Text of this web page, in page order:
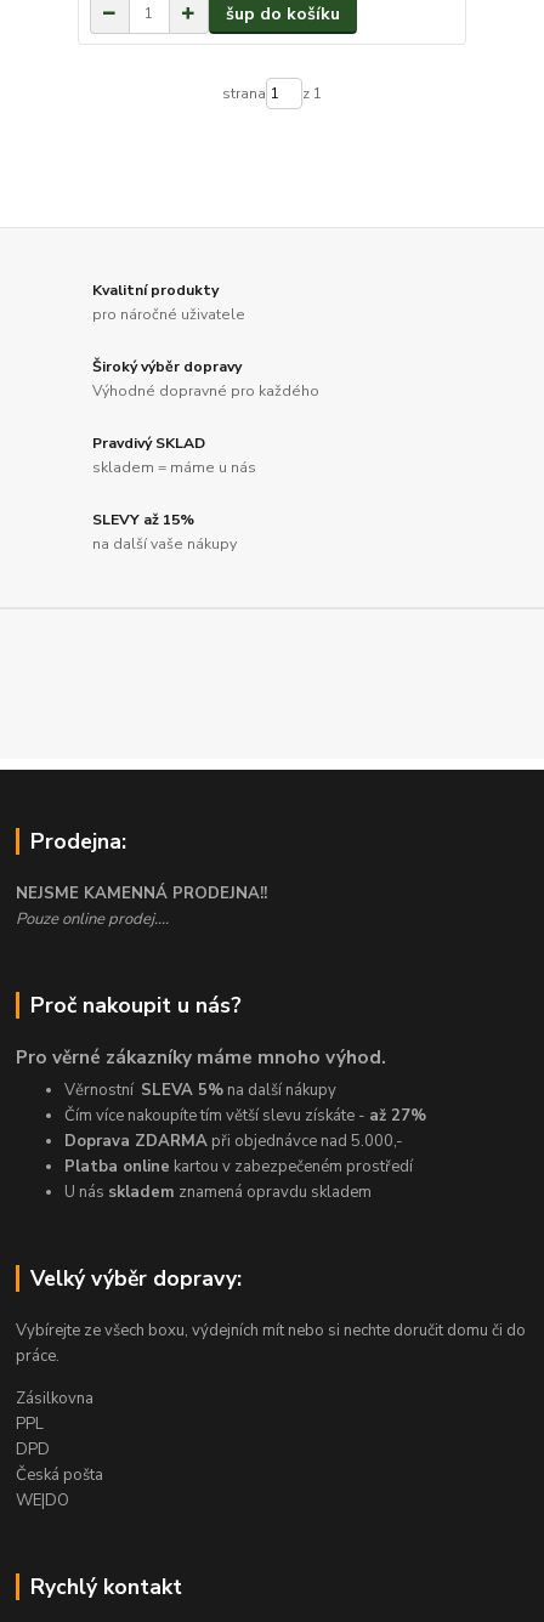
šup do košíku
strana z 1
Kvalitní produkty
pro náročné uživatele
Široký výběr dopravy
Výhodné dopravné pro každého
Pravdivý SKLAD
skladem = máme u nás
SLEVY až 15%
na další vaše nákupy
Prodejna:
NEJSME KAMENNÁ PRODEJNA!!
Pouze online prodej....
Proč nakoupit u nás?
Pro věrné zákazníky máme mnoho výhod.
Věrnostní SLEVA 5% na další nákupy
Čím více nakoupíte tím větší slevu získáte - až 27%
Doprava ZDARMA při objednávce nad 5.000,-
Platba online kartou v zabezpečeném prostředí
U nás skladem znamená opravdu skladem
Velký výběr dopravy:
Vybírejte ze všech boxu, výdejních mít nebo si nechte doručit domu či do
práce.
Zásilkovna
PPL
DPD
Česká pošta
WE|DO
Rychlý kontakt